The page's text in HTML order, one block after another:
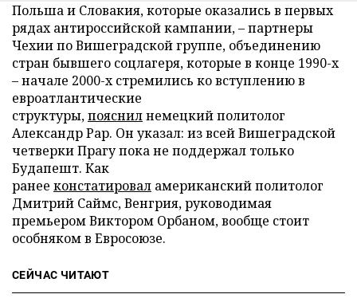
Польша и Словакия, которые оказались в первых
рядах антироссийской кампании, – партнеры
Чехии по Вишеградской группе, объединению
стран бывшего соцлагеря, которые в конце 1990-х
– начале 2000-х стремились ко вступлению в
евроатлантические
структуры,пояснилнемецкий политолог
Александр Рар. Он указал: из всей Вишеградской
четверки Прагу пока не поддержал только
Будапешт. Как
ранее констатировал американский политолог
Дмитрий Саймс, Венгрия, руководимая
премьером Виктором Орбаном, вообще стоит
особняком в Евросоюзе.
СЕЙЧАС ЧИТАЮТ